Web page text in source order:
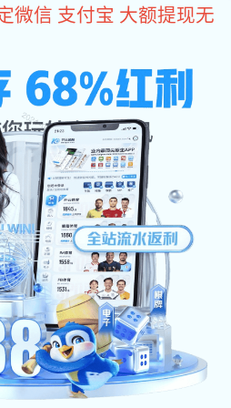
关于亿万28 亿万28 资讯
{ var hm =
-追求健康,你我一起成长